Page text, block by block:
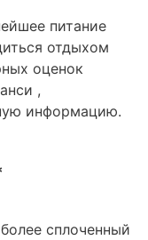
питание
отдыхом
оценок
,
информацию.
сплоченный